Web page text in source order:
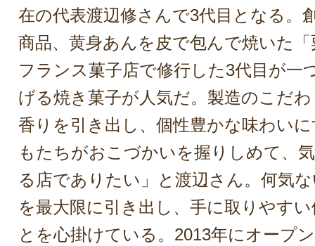
在の代表渡辺修さんで3代目となる。
商品、黄身あんを皮で包んで焼いた
フランス菓子店で修行した3代目が一
げる焼き菓子が人気だ。製造のこだ
香りを引き出し、個性豊かな味わい
もたちがおこづかいを握りしめて、
る店でありたい」と渡辺さん。何気
を最大限に引き出し、手に取りやす
とを心掛けている。2013年にオープ